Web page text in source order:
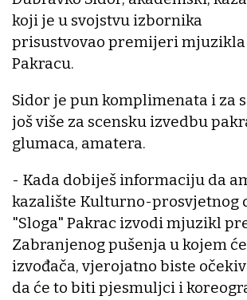
koji je u svojstvu izbornika
prisustvovao premijeri mjuzikla
Pakracu.
Sidor je pun komplimenata i za
još više za scensku izvedbu
glumaca, amatera.
- Kada dobiješ informaciju da
kazalište Kulturno-prosvjetnog
"Sloga" Pakrac izvodi mjuzikl
Zabranjenog pušenja u kojem
izvođača, vjerojatno biste
da će to biti pjesmuljci i